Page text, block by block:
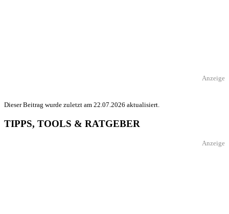
Anzeige
Dieser Beitrag wurde zuletzt am 22.07.2026 aktualisiert.
TIPPS, TOOLS & RATGEBER
Anzeige